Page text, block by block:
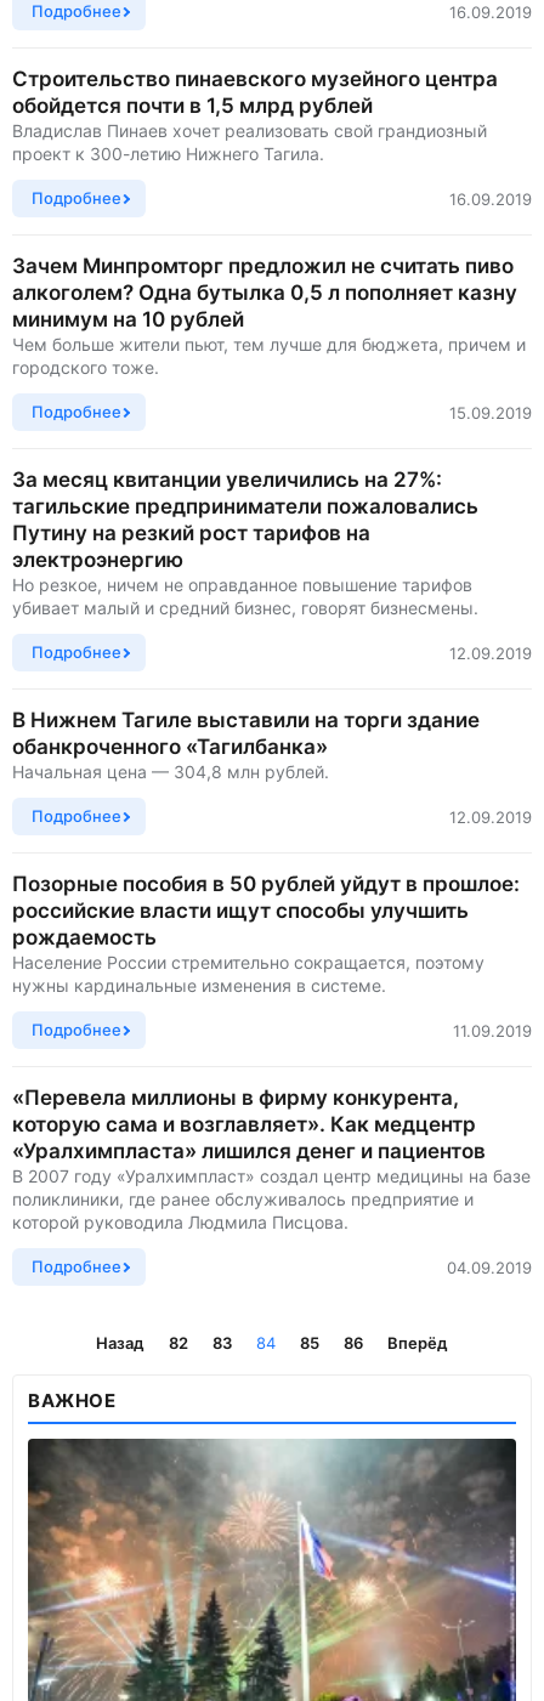
Подробнее 16.09.2019
Строительство пинаевского музейного центра
обойдется почти в 1,5 млрд рублей
Владислав Пинаев хочет реализовать свой грандиозный
проект к 300-летию Нижнего Тагила.
Подробнее 16.09.2019
Зачем Минпромторг предложил не считать пиво
алкоголем? Одна бутылка 0,5 л пополняет казну
минимум на 10 рублей
Чем больше жители пьют, тем лучше для бюджета, причем и
городского тоже.
Подробнее 15.09.2019
За месяц квитанции увеличились на 27%:
тагильские предприниматели пожаловались
Путину на резкий рост тарифов на
электроэнергию
Но резкое, ничем не оправданное повышение тарифов
убивает малый и средний бизнес, говорят бизнесмены.
Подробнее 12.09.2019
В Нижнем Тагиле выставили на торги здание
обанкроченного «Тагилбанка»
Начальная цена — 304,8 млн рублей.
Подробнее 12.09.2019
Позорные пособия в 50 рублей уйдут в прошлое:
российские власти ищут способы улучшить
рождаемость
Население России стремительно сокращается, поэтому
нужны кардинальные изменения в системе.
Подробнее 11.09.2019
«Перевела миллионы в фирму конкурента,
которую сама и возглавляет». Как медцентр
«Уралхимпласта» лишился денег и пациентов
В 2007 году «Уралхимпласт» создал центр медицины на базе
поликлиники, где ранее обслуживалось предприятие и
которой руководила Людмила Писцова.
Подробнее 04.09.2019
Назад 82 83 84 85 86 Вперёд
ВАЖНОЕ